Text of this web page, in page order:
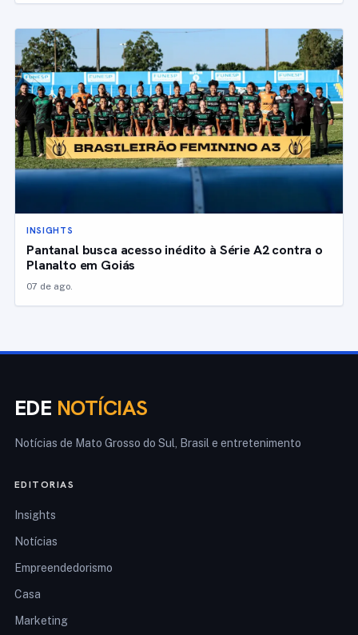
INSIGHTS
Pantanal busca acesso inédito à Série A2 contra o
Planalto em Goiás
07 de ago.
EDE NOTÍCIAS
Notícias de Mato Grosso do Sul, Brasil e entretenimento
EDITORIAS
Insights
Notícias
Empreendedorismo
Casa
Marketing